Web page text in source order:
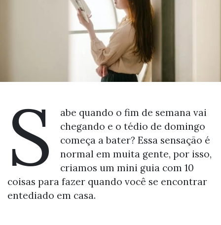
S
abe quando o fim de semana vai
chegando e o tédio de domingo
começa a bater? Essa sensação é
normal em muita gente, por isso,
criamos um mini guia com 10
coisas para fazer quando você se encontrar
entediado em casa.